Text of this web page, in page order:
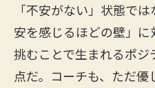
「不安がない」状態で
安を感じるほどの壁」
挑むことで生まれるポジ
点だ。コーチも、ただ